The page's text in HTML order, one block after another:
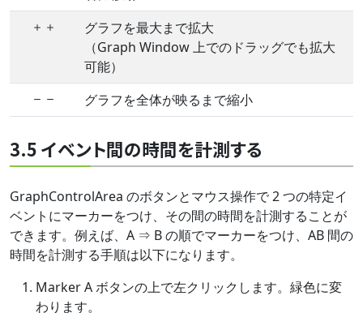
グラフを最大まで拡大
（Graph Window 上でのドラッグでも拡大
可能）
グラフを全体が映るまで縮小
3.5 イベント間の時間を計測する
GraphControlArea のボタンとマウス操作で 2 つの特定イ
ベントにマーカーをつけ、その間の時間を計測することが
できます。例えば、A ⇒ B の順でマーカーをつけ、AB 間の
時間を計測する手順は以下になります。
Marker A ボタンの上で左クリックします。緑色に変
わります。